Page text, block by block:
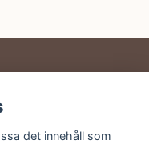
det innehåll som